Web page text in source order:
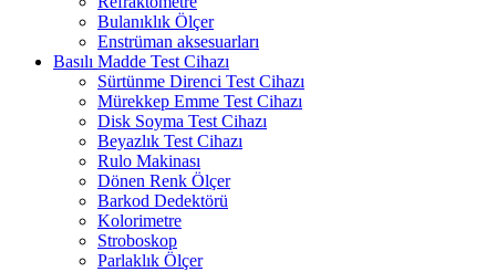
Bulanıklık Ölçer
Enstrüman aksesuarları
Basılı Madde Test Cihazı
Sürtünme Direnci Test Cihazı
Mürekkep Emme Test Cihazı
Disk Soyma Test Cihazı
Beyazlık Test Cihazı
Rulo Makinası
Dönen Renk Ölçer
Barkod Dedektörü
Kolorimetre
Stroboskop
Parlaklık Ölçer